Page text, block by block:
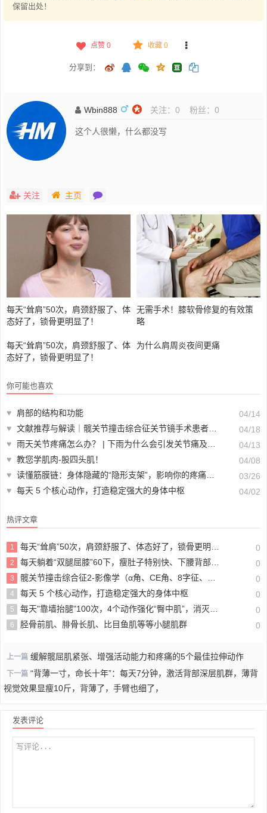
保留出处！
点赞 0 收藏 0
分享到：
Wbin888 关注： 0 粉丝： 0
这个人很懒，什么都没写
关注 主页
每天“耸肩”50次，肩颈舒服了、体
态好了，锁骨更明显了！
无需手术！膝软骨修复的有效策
略
每天“耸肩”50次，肩颈舒服了、体
态好了，锁骨更明显了！
为什么肩周炎夜间更痛
♥ 肩部的结构和功能
04/14
♥ 雨天关节疼痛怎么办？ | 下雨为什么会引发关节痛及缓解方法
♥ 教您学肌肉-股四头肌！
04/08
♥ 读懂筋膜链：身体隐藏的“隐形支架”，影响你的疼痛与体态
03/26
♥ 每天 5 个核心动作，打造稳定强大的身体中枢 04/02
热评文章
1 每天“耸肩”50次，肩颈舒服了、体态好了，锁骨更明显了！ 0
3 髋关节撞击综合征2-影像学（α角、CE角、8字征、盂唇损伤、软骨损伤）
4 每天 5 个核心动作，打造稳定强大的身体中枢 0
5 每天"靠墙抬腿"100次，4个动作强化“臀中肌”，消灭妈妈臀，练出紧致翘臀
上一篇 缓解髋屈肌紧张、增强活动能力和疼痛的5个最佳拉伸动作